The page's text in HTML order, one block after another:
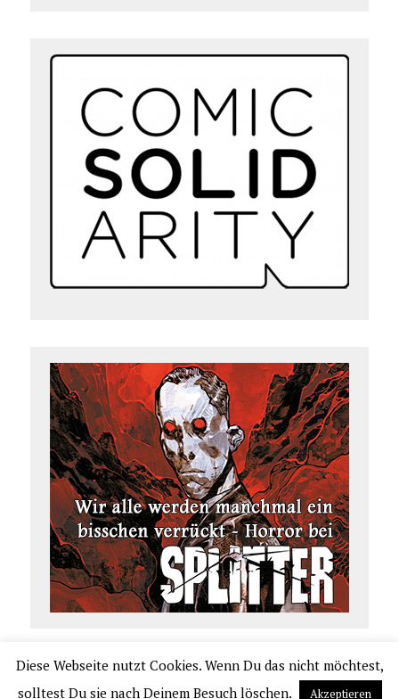
COPYRIGHT 2026 | COMIC.DE
Diese Webseite nutzt Cookies. Wenn Du das nicht möchtest,
solltest Du sie nach Deinem Besuch löschen.
Akzeptieren